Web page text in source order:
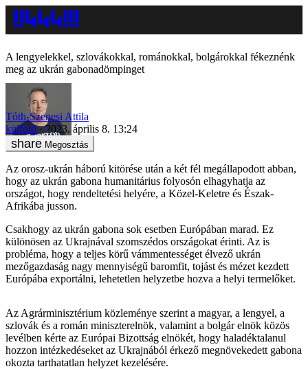
A lengyelekkel, szlovákokkal, románokkal, bolgárokkal fékeznénk
meg az ukrán gabonadömpinget
Tóth-Szenesi Attila
külföld
2023. április 8. 13:24
Megosztás
Az orosz-ukrán háború kitörése után a két fél megállapodott abban,
hogy az ukrán gabona humanitárius folyosón elhagyhatja az
országot, hogy rendeltetési helyére, a Közel-Keletre és Észak-
Afrikába jusson.
Csakhogy az ukrán gabona sok esetben Európában marad. Ez
különösen az Ukrajnával szomszédos országokat érinti. Az is
probléma, hogy a teljes körű vámmentességet élvező ukrán
mezőgazdaság nagy mennyiségű baromfit, tojást és mézet kezdett
Európába exportálni, lehetetlen helyzetbe hozva a helyi termelőket.
Az Agrárminisztérium közleménye szerint a magyar, a lengyel, a
szlovák és a román miniszterelnök, valamint a bolgár elnök közös
levélben kérte az Európai Bizottság elnökét, hogy haladéktalanul
hozzon intézkedéseket az Ukrajnából érkező megnövekedett gabona
okozta tarthatatlan helyzet kezelésére.